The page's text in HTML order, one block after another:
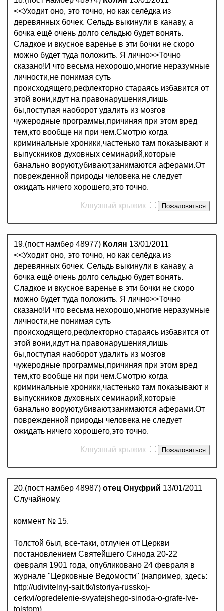
<<Уходит оно, это точно, но как селёдка из
деревянных бочек. Сельдь выкинули в канаву, а
бочка ещё очень долго сельдью будет вонять.
Сладкое и вкусное варенье в эти бочки не скоро
можно будет туда положить. Я лично>>Точно
сказано!И что весьма нехорошо,многие неразумные
личности,не понимая суть
происходящего,рефлекторно стараясь избавится от
этой вони,идут на правонарушения,лишь
бы,поступая наоборот удалить из мозгов
чужеродные программы,причиняя при этом вред
тем,кто вообще ни при чем.Смотрю когда
криминальные хроники,частенько там показывают и
выпускников духовных семинарий,которые
банально воруют,убивают,занимаются аферами.От
поврежденной природы человека не следует
ожидать ничего хорошего,это точно.
Кляузный крыжик
19.(пост намбер 48977) Колян 13/01/2011
<<Уходит оно, это точно, но как селёдка из
деревянных бочек. Сельдь выкинули в канаву, а
бочка ещё очень долго сельдью будет вонять.
Сладкое и вкусное варенье в эти бочки не скоро
можно будет туда положить. Я лично>>Точно
сказано!И что весьма нехорошо,многие неразумные
личности,не понимая суть
происходящего,рефлекторно стараясь избавится от
этой вони,идут на правонарушения,лишь
бы,поступая наоборот удалить из мозгов
чужеродные программы,причиняя при этом вред
тем,кто вообще ни при чем.Смотрю когда
криминальные хроники,частенько там показывают и
выпускников духовных семинарий,которые
банально воруют,убивают,занимаются аферами.От
поврежденной природы человека не следует
ожидать ничего хорошего,это точно.
Кляузный крыжик
20.(пост намбер 48987) отец Онуфрий 13/01/2011
Случайному.
коммент № 15.
Толстой был, все-таки, отлучен от Церкви
постановлением Святейшего Синода 20-22
февраля 1901 года, опубликовано 24 февраля в
журнале "Церковные Ведомости" (например, здесь:
http://udivitelnyj-sait.tk/istoriya-russkoj-
cerkvi/opredelenie-svyatejshego-sinoda-o-grafe-lve-
tolstom).